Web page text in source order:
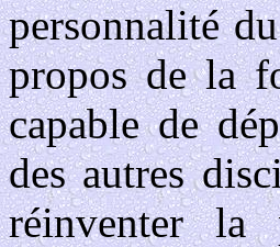
personnalité
propos de la
capable de
des autres
réinventer la